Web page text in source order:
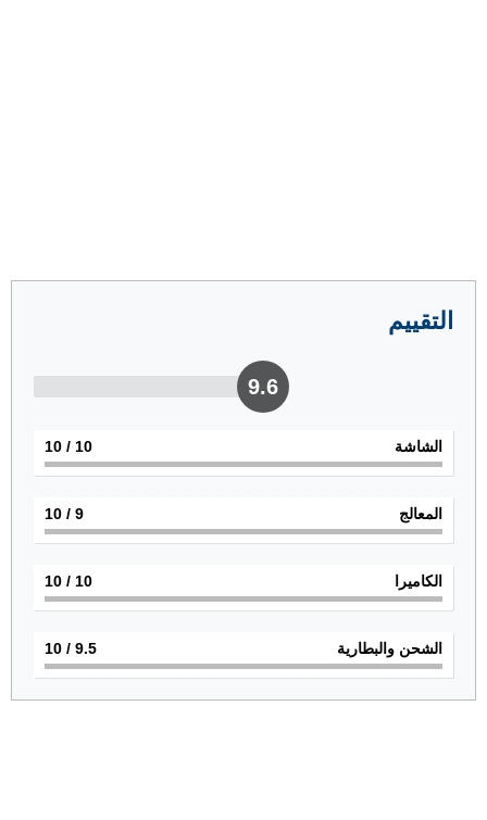
التقييم
9.6
الشاشة 10
/ 10
المعالج 9
/ 10
الكاميرا 10
/ 10
الشحن والبطارية 9.5
/ 10